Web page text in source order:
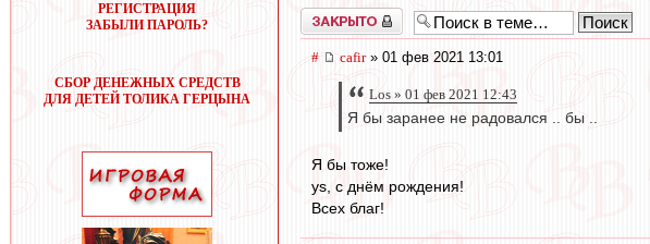
РЕГИСТРАЦИЯ
ЗАБЫЛИ ПАРОЛЬ?
СБОР ДЕНЕЖНЫХ СРЕДСТВ
ДЛЯ ДЕТЕЙ ТОЛИКА ГЕРЦЫНА
Закрыто
# cafir» 01 фев 2021 13:01
Los » 01 фев 2021 12:43
Я бы заранее не радовался .. бы ..
Я бы тоже!
ys, с днём рождения!
Всех благ!